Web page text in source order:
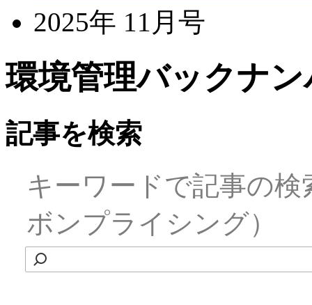
2025年 11月号
環境管理バックナ
記事を検索
キーワードで記事の
ボンプライシング）